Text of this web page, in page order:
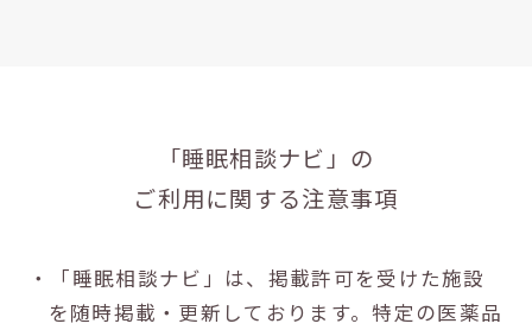
「睡眠相談ナビ」の
ご利用に関する注意事項
・「睡眠相談ナビ」は、掲載許可を受けた施設
を随時掲載・更新しております。特定の医薬品